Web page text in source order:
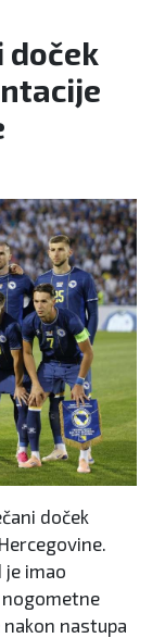
doček
je imao
nastupa